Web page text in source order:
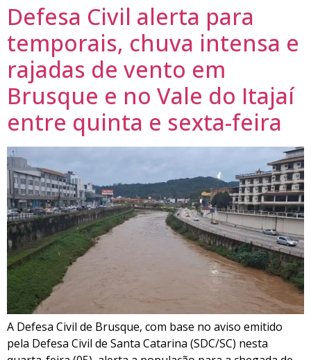
Defesa Civil alerta para
temporais, chuva intensa e
rajadas de vento em
Brusque e no Vale do Itajaí
entre quinta e sexta-feira
A Defesa Civil de Brusque, com base no aviso emitido
pela Defesa Civil de Santa Catarina (SDC/SC) nesta